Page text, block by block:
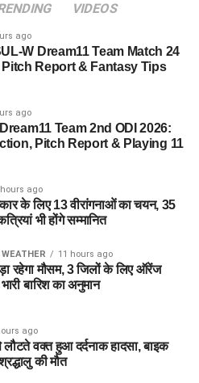
VIDEOS
ago
W Dream11 Team Match 24
Pitch Report & Fantasy Tips
ago
Team 2nd ODI 2026:
Pitch Report & Playing 11
ago
के लिए 13 वीरांगनाओं का चयन, 35
भी होंगे सम्मानित
11 hours ago
रहेगा मौसम, 3 जिलों के लिए ऑरेंज
बारिश का अनुमान
ago
वक्त हुआ दर्दनाक हादसा, बाइक
की मौत